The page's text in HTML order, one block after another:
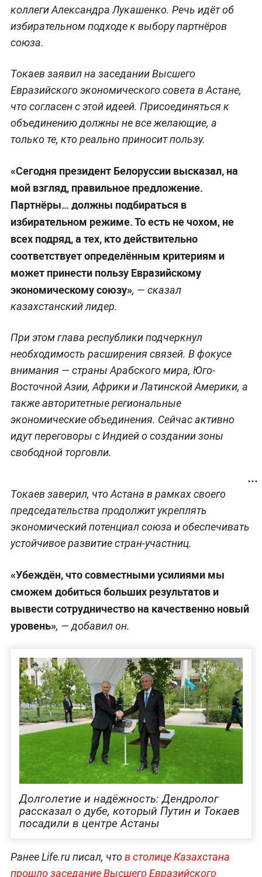
коллеги Александра Лукашенко. Речь идёт об
избирательном подходе к выбору партнёров
союза.
Токаев заявил на заседании Высшего
Евразийского экономического совета в Астане,
что согласен с этой идеей. Присоединяться к
объединению должны не все желающие, а
только те, кто реально приносит пользу.
«Сегодня президент Белоруссии высказал, на
мой взгляд, правильное предложение.
Партнёры… должны подбираться в
избирательном режиме. То есть не чохом, не
всех подряд, а тех, кто действительно
соответствует определённым критериям и
может принести пользу Евразийскому
экономическому союзу», — сказал
казахстанский лидер.
При этом глава республики подчеркнул
необходимость расширения связей. В фокусе
внимания — страны Арабского мира, Юго-
Восточной Азии, Африки и Латинской Америки, а
также авторитетные региональные
экономические объединения. Сейчас активно
идут переговоры с Индией о создании зоны
свободной торговли.
Токаев заверил, что Астана в рамках своего
председательства продолжит укреплять
экономический потенциал союза и обеспечивать
устойчивое развитие стран-участниц.
«Убеждён, что совместными усилиями мы
сможем добиться больших результатов и
вывести сотрудничество на качественно новый
уровень», — добавил он.
Долголетие и надёжность: Дендролог
рассказал о дубе, который Путин и Токаев
посадили в центре Астаны
Ранее Life.ru писал, чтов столице Казахстана
прошло заседание Высшего Евразийского